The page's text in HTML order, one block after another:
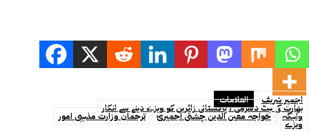
العلامات اجمیر شریف
بھارت کی ہٹ دھرمی ، پاکستانی زائرین کو ویزے دینے سے انکار
ترجمان وزارت مذہبی امور خواجہ معین الدین چشتی اجمیریؒ واہگہ
ویزے